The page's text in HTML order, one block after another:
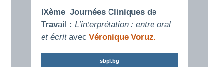
IXème Journées Cliniques de
Travail : L’interprétation : entre oral
et écrit avec Véronique Voruz.
sbpl.bg